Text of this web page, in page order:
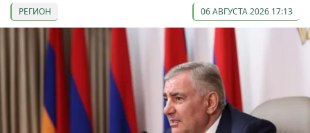
РЕГИОН 06 АВГУСТА 2026 17:13